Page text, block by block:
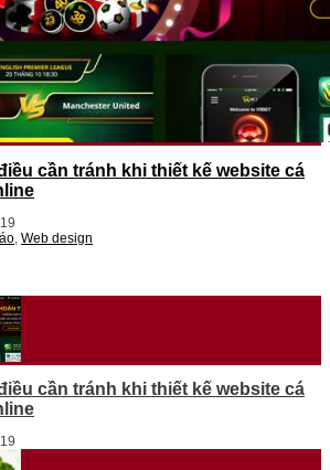
cần tránh khi thiết kế website cá
, Web design
cần tránh khi thiết kế website cá